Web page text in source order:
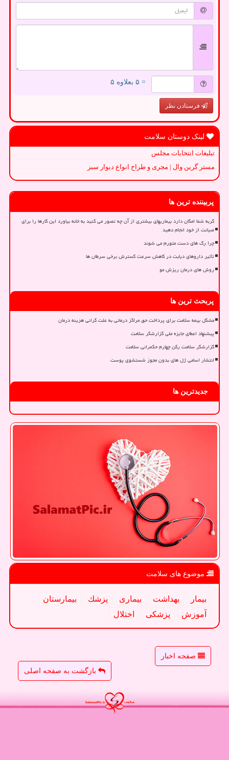
= ۵ بعلاوه ۵
فرستادن نظر
لینک دوستان سلامت
تبلیغات انتخابات مجلس
مستر گرین وال | مجری و طراح انواع دیوار سبز
پربیننده ترین ها
گربه شما امکان دارد بیماریهای بیشتری از آن چه تصور می کنید به خانه بیاورد این کارها را برای
صیانت از خود انجام دهید
چرا رگ های دست متورم می شوند
تأثیر داروهای دیابت در کاهش سرعت گسترش برخی سرطان ها
روش های درمان ریزش مو
پربحث ترین ها
مشکل بیمه سلامت برای پرداخت حق مراکز درمانی به علت گرانی هزینه درمان
پیشنهاد اعطای جایزه ملی گزارشگر سلامت
گزارشگر سلامت رکن چهارم حکمرانی سلامت
انتشار اسامی ژل های بدون مجوز شستشوی پوست
جدیدترین ها
موضوع های سلامت
بیمار بهداشت بیماری پزشك
بیمارستان
آموزش
پزشكی اختلال
صفحه اخبار
بازگشت به صفحه اصلی